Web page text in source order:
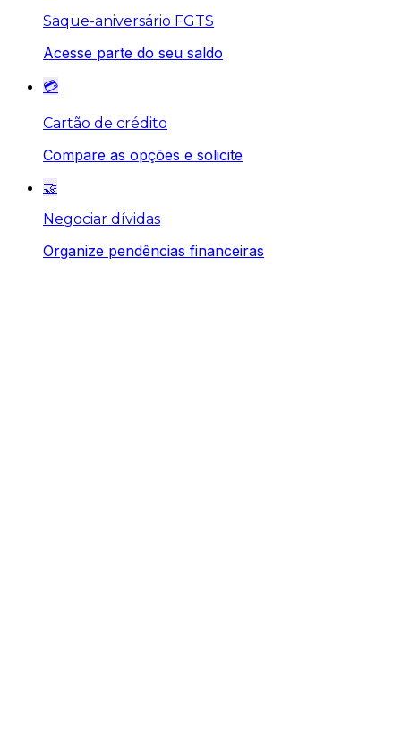
Saque-aniversário FGTS
Acesse parte do seu saldo
💳
Cartão de crédito
Compare as opções e solicite
🤝
Negociar dívidas
Organize pendências financeiras